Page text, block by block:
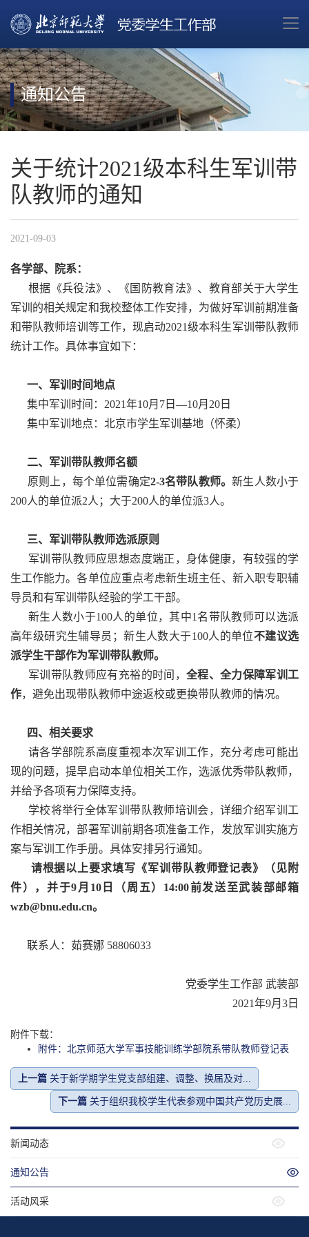
通知公告
关于统计2021级本科生军训带
队教师的通知
2021-09-03
各学部、院系：
根据《兵役法》、《国防教育法》、教育部关于大学生
军训的相关规定和我校整体工作安排，为做好军训前期准备
和带队教师培训等工作，现启动2021级本科生军训带队教师
统计工作。具体事宜如下：
一、军训时间地点
集中军训时间：2021年10月7日—10月20日
集中军训地点：北京市学生军训基地（怀柔）
二、军训带队教师名额
原则上，每个单位需确定2-3名带队教师。新生人数小于
200人的单位派2人；大于200人的单位派3人。
三、军训带队教师选派原则
军训带队教师应思想态度端正，身体健康，有较强的学
生工作能力。各单位应重点考虑新生班主任、新入职专职辅
导员和有军训带队经验的学工干部。
新生人数小于100人的单位，其中1名带队教师可以选派
高年级研究生辅导员；新生人数大于100人的单位不建议选
派学生干部作为军训带队教师。
军训带队教师应有充裕的时间， 全程、全力保障军训工
作，避免出现带队教师中途返校或更换带队教师的情况。
四、相关要求
请各学部院系高度重视本次军训工作，充分考虑可能出
现的问题，提早启动本单位相关工作，选派优秀带队教师，
并给予各项有力保障支持。
学校将举行全体军训带队教师培训会，详细介绍军训工
作相关情况，部署军训前期各项准备工作，发放军训实施方
案与军训工作手册。具体安排另行通知。
请根据以上要求填写《军训带队教师登记表》（见附
件），并于9月10日（周五）14:00前发送至武装部邮箱
wzb@bnu.edu.cn。
联系人：茹赛娜 58806033
党委学生工作部 武装部
2021年9月3日
附件下载：
附件：北京师范大学军事技能训练学部院系带队教师登记表
上一篇 关于新学期学生党支部组建、调整、换届及对...
下一篇 关于组织我校学生代表参观中国共产党历史展...
新闻动态
通知公告
活动风采